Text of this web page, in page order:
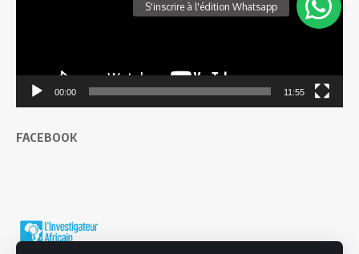
00:00 11:55
FACEBOOK